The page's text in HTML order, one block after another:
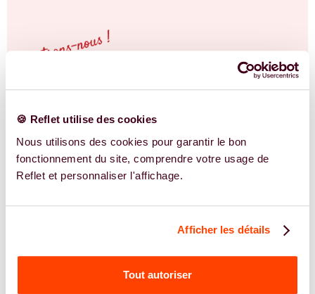
🍪 Reflet utilise des cookies
Nous utilisons des cookies pour garantir le bon
fonctionnement du site, comprendre votre usage de
Reflet et personnaliser l'affichage.
Afficher les détails
Tout autoriser